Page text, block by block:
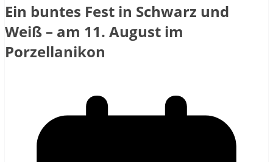
Ein buntes Fest in Schwarz und
Weiß – am 11. August im
Porzellanikon